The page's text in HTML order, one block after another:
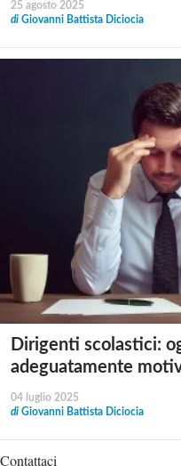
25 agosto 2025
di Giovanni Battista Diciocia
Dirigenti scolastici:
adeguatamente
04 luglio 2025
di Giovanni Battista Diciocia
Contattaci